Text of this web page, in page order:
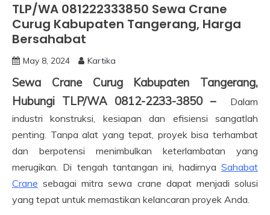
TLP/WA 081222333850 Sewa Crane
Curug Kabupaten Tangerang, Harga
Bersahabat
May 8, 2024 Kartika
Sewa Crane Curug Kabupaten Tangerang,
Hubungi TLP/WA 0812-2233-3850 –
Dalam
industri konstruksi, kesiapan dan efisiensi sangatlah
penting. Tanpa alat yang tepat, proyek bisa terhambat
dan berpotensi menimbulkan keterlambatan yang
merugikan. Di tengah tantangan ini, hadirnya Sahabat
Crane sebagai mitra sewa crane dapat menjadi solusi
yang tepat untuk memastikan kelancaran proyek Anda.